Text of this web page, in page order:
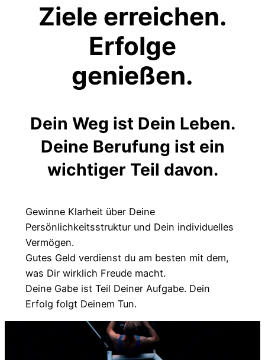
Ziele erreichen.
Erfolge
genießen.
Dein Weg ist Dein Leben.
Deine Berufung ist ein
wichtiger Teil davon.
Gewinne Klarheit über Deine
Persönlichkeitsstruktur und Dein individuelles
Vermögen.
Gutes Geld verdienst du am besten mit dem,
was Dir wirklich Freude macht.
Deine Gabe ist Teil Deiner Aufgabe. Dein
Erfolg folgt Deinem Tun.